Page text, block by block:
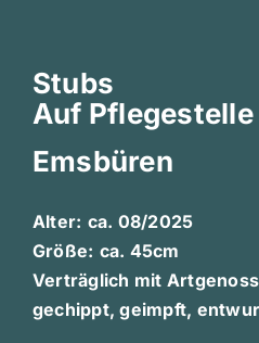
Stubs
Auf
Emsbüren
Alter: ca. 08/2025
Größe: ca. 45cm
Verträglich mit
gechippt, geimpft,